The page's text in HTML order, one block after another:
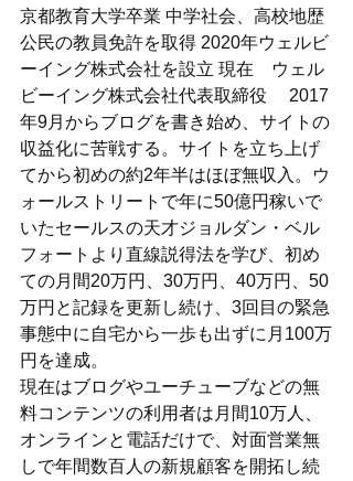
京都教育大学卒業 中学社会、高校地歴
公民の教員免許を取得 2020年ウェルビ
ーイング株式会社を設立 現在　ウェル
ビーイング株式会社代表取締役 　2017
年9月からブログを書き始め、サイトの
収益化に苦戦する。サイトを立ち上げ
てから初めの約2年半はほぼ無収入。ウ
ォールストリートで年に50億円稼いで
いたセールスの天才ジョルダン・ベル
フォートより直線説得法を学び、初め
ての月間20万円、30万円、40万円、50
万円と記録を更新し続け、3回目の緊急
事態中に自宅から一歩も出ずに月100万
円を達成。
現在はブログやユーチューブなどの無
料コンテンツの利用者は月間10万人、
オンラインと電話だけで、対面営業無
しで年間数百人の新規顧客を開拓し続